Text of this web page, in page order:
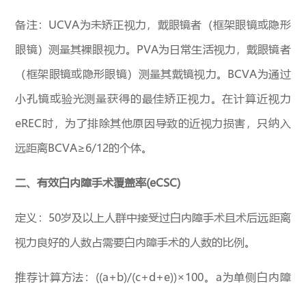
备注：UCVA为未矫正视力，戴眼镜者（框架眼镜或隐形
眼镜）测量其裸眼视力。PVA为日常生活视力，戴眼镜者
（框架眼镜或隐形眼镜）测量其戴镜视力。BCVA为通过
小孔镜或验光测量获得的最佳矫正视力。在计算近视力
eREC时，为了排除其他原因导致的近视力损害，只纳入
远距离BCVA≥6/12的个体。
二、有效白内障手术覆盖率(eCSC)
定义：50岁及以上人群中接受过白内障手术且术后远距离
视力良好的人数占需要白内障手术的人数的比例。
推荐计算方法：((a+b)/(c+d+e))×100。a为单侧白内障